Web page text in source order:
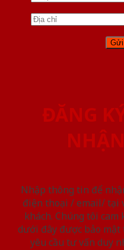
ĐĂNG
Nhập thông tin để
điện thoại / email/ tại
khách. Chúng tôi
dưới đây được bảo mật
yêu cầu tư vấn duy